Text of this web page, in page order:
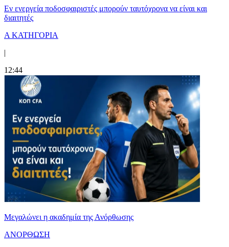
Εν ενεργεία ποδοσφαιριστές μπορούν ταυτόχρονα να είναι και
διαιτητές
Α ΚΑΤΗΓΟΡΙΑ
|
12:44
Μεγαλώνει η ακαδημία της Ανόρθωσης
ΑΝΟΡΘΩΣΗ